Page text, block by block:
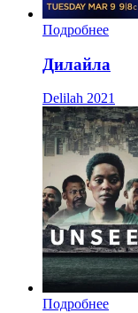
Подробнее
Дилайла
Delilah 2021
Подробнее